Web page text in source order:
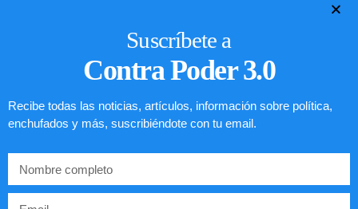
Suscríbete a
Contra Poder 3.0
Recibe todas las noticias, artículos, información sobre política,
enchufados y más, suscribiéndote con tu email.